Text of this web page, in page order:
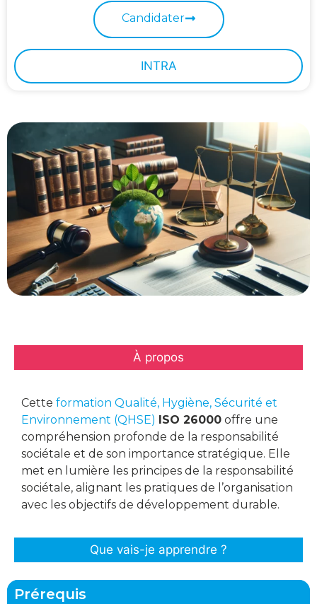
À propos
Que vais-je apprendre ?
Cette formation Qualité, Hygiène, Sécurité et
Environnement (QHSE) ISO 26000 offre une
compréhension profonde de la responsabilité
sociétale et de son importance stratégique. Elle
met en lumière les principes de la responsabilité
sociétale, alignant les pratiques de l’organisation
avec les objectifs de développement durable.
Prérequis
INTRA
Candidater